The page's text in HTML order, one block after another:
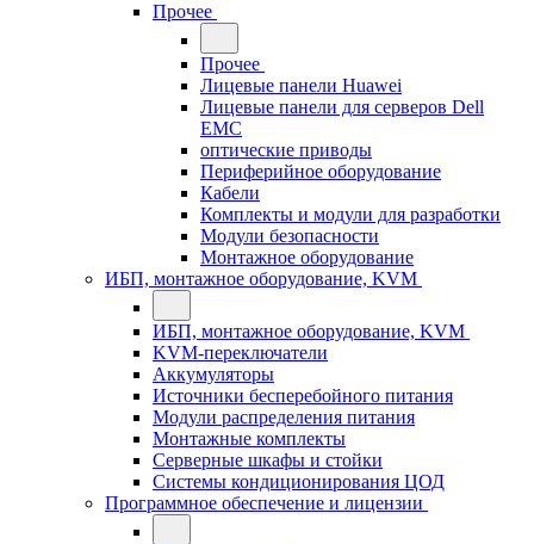
Прочее
Прочее
Лицевые панели Huawei
Лицевые панели для серверов Dell
EMC
оптические приводы
Периферийное оборудование
Кабели
Комплекты и модули для разработки
Модули безопасности
Монтажное оборудование
ИБП, монтажное оборудование, KVM
ИБП, монтажное оборудование, KVM
KVM-переключатели
Аккумуляторы
Источники бесперебойного питания
Модули распределения питания
Монтажные комплекты
Серверные шкафы и стойки
Системы кондиционирования ЦОД
Программное обеспечение и лицензии